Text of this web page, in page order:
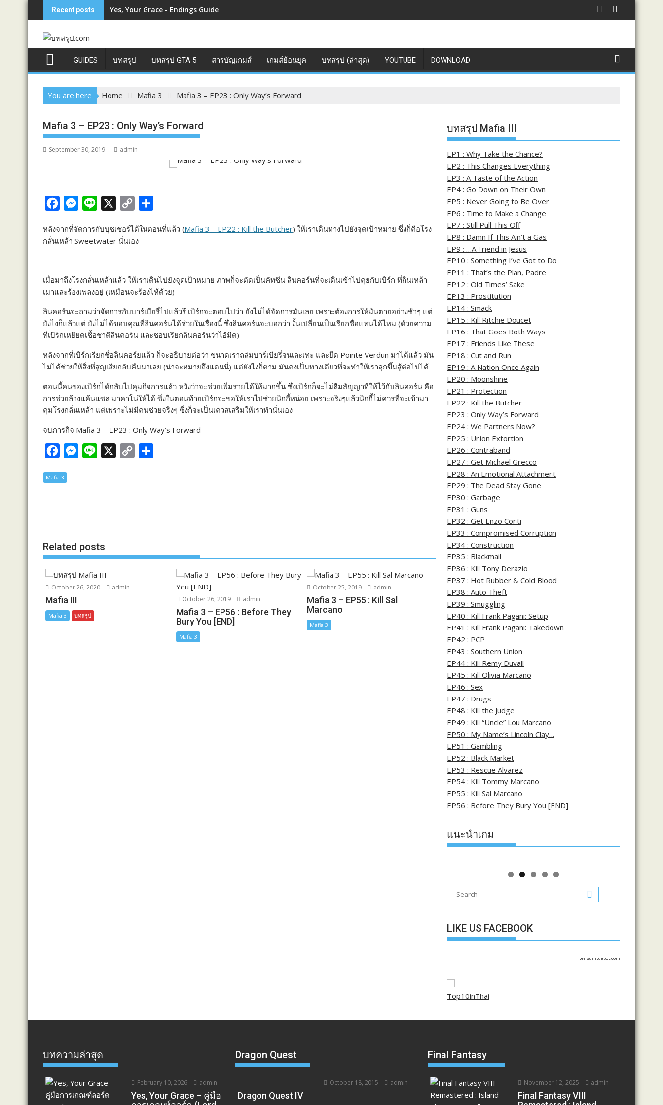
to
Recent posts Yes, Your Grace - Endings Guide
GUIDES บทสรุป บทสรุป GTA 5 สารบัญเกมส์ เกมส์ย้อนยุค บทสรุป (ล่าสุด) YOUTUBE DOWNLOAD
You are here Home Mafia 3 Mafia 3 – EP23 : Only Way’s Forward
Mafia 3 – EP23 : Only Way’s Forward
September 30, 2019 admin
c
o
o
k
M
s
n
g
r
n
p
i
n
a
หลังจากที่จัดการกับบุชเชอร์ได้ในตอนที่แล้ว (Mafia 3 – EP22 : Kill the Butcher) ให้เราเดินทางไปยังจุดเป้าหมาย ซึ่งก็คือโรง
กลั่นเหล้า Sweetwater นั่นเอง
เมื่อมาถึงโรงกลั่นเหล้าแล้ว ให้เราเดินไปยังจุดเป้าหมาย ภาพก็จะตัดเป็นคัทซีน ลินคอร์นที่จะเดินเข้าไปคุยกับเบิร์ก ที่กินเหล้า
เมาและร้องเพลงอยู่ (เหมือนจะร้องไห้ด้วย)
ลินคอร์นจะถามว่าจัดการกับบาร์เบียรี่ไปแล้วรึ เบิร์กจะตอบไปว่า ยังไม่ได้จัดการมันเลย เพราะต้องการให้มันตายอย่างช้าๆ แต่
ยังไงก็แล้วแต่ ยังไม่ได้ขอบคุณที่ลินคอร์นได้ช่วยในเรื่องนี้ ซึ่งลินคอร์นจะบอกว่า งั้นเปลี่ยนเป็นเรียกชื่อแทนได้ไหม (ด้วยความ
ที่เบิร์กเหยียดเชื้อชาติลินคอร์น และชอบเรียกลินคอร์นว่าไอ้มืด)
หลังจากที่เบิร์กเรียกชื่อลินคอร์ยแล้ว ก็จะอธิบายต่อว่า ขนาดเราถล่มบาร์เบียรี่จนเละเทะ และยึด Pointe Verdun มาได้แล้ว มัน
ไม่ได้ช่วยให้สิ่งที่สูญเสียกลับคืนมาเลย (น่าจะหมายถึงแดนนี่) แต่ยังไงก็ตาม มันคงเป็นทางเดียวที่จะทำให้เราลุกขึ้นสู้ต่อไปได้
ตอนนี้คนของเบิร์กได้กลับไปคุมกิจการแล้ว หวังว่าจะช่วยเพิ่มรายได้ให้มากขึ้น ซึ่งเบิร์กก็จะไม่ลืมสัญญาที่ให้ไว้กับลินคอร์น คือ
การช่วยล้างแค้นแซล มาคาโน่ให้ได้ ซึ่งในตอนท้ายเบิร์กจะขอให้เราไปช่วยนิกกี้หน่อย เพราะจริงๆแล้วนิกกี้ไม่ควรที่จะเข้ามา
คุมโรงกลั่นเหล้า แต่เพราะไม่มีคนช่วยจริงๆ ซึ่งก็จะเป็นเควสเสริมให้เราทำนั่นเอง
จบภารกิจ Mafia 3 – EP23 : Only Way’s Forward
c
k
M
e
k
Mafia 3
Related posts
October 26, 2020 admin
Mafia III
Mafia 3 บทสรุป
October 26, 2019 admin
Mafia 3 – EP56 : Before They
Bury You [END]
Mafia 3
October 25, 2019 admin
Mafia 3 – EP55 : Kill Sal
Marcano
Mafia 3
บทสรุป Mafia III
EP1 : Why Take the Chance?
EP2 : This Changes Everything
EP3 : A Taste of the Action
EP4 : Go Down on Their Own
EP5 : Never Going to Be Over
EP6 : Time to Make a Change
EP7 : Still Pull This Off
EP8 : Damn If This Ain’t a Gas
EP9 : …A Friend in Jesus
EP10 : Something I’ve Got to Do
EP11 : That’s the Plan, Padre
EP12 : Old Times’ Sake
EP13 : Prostitution
EP14 : Smack
EP15 : Kill Ritchie Doucet
EP16 : That Goes Both Ways
EP17 : Friends Like These
EP18 : Cut and Run
EP19 : A Nation Once Again
EP20 : Moonshine
EP21 : Protection
EP22 : Kill the Butcher
EP23 : Only Way’s Forward
EP24 : We Partners Now?
EP25 : Union Extortion
EP26 : Contraband
EP27 : Get Michael Grecco
EP28 : An Emotional Attachment
EP29 : The Dead Stay Gone
EP30 : Garbage
EP31 : Guns
EP32 : Get Enzo Conti
EP33 : Compromised Corruption
EP34 : Construction
EP35 : Blackmail
EP36 : Kill Tony Derazio
EP37 : Hot Rubber & Cold Blood
EP38 : Auto Theft
EP39 : Smuggling
EP40 : Kill Frank Pagani: Setup
EP41 : Kill Frank Pagani: Takedown
EP42 : PCP
EP43 : Southern Union
EP44 : Kill Remy Duvall
EP45 : Kill Olivia Marcano
EP46 : Sex
EP47 : Drugs
EP48 : Kill the Judge
EP49 : Kill “Uncle” Lou Marcano
EP50 : My Name’s Lincoln Clay…
EP51 : Gambling
EP52 : Black Market
EP53 : Rescue Alvarez
EP54 : Kill Tommy Marcano
EP55 : Kill Sal Marcano
EP56 : Before They Bury You [END]
แนะนำเกม
LIKE US FACEBOOK
tensunitdepot.com
Top10inThai
บทความล่าสุด
February 10, 2026 admin
Yes, Your Grace – คู่มือ
Dragon Quest
October 18, 2015 admin
Dragon Quest IV
Final Fantasy
November 12, 2025 admin
Final Fantasy VIII